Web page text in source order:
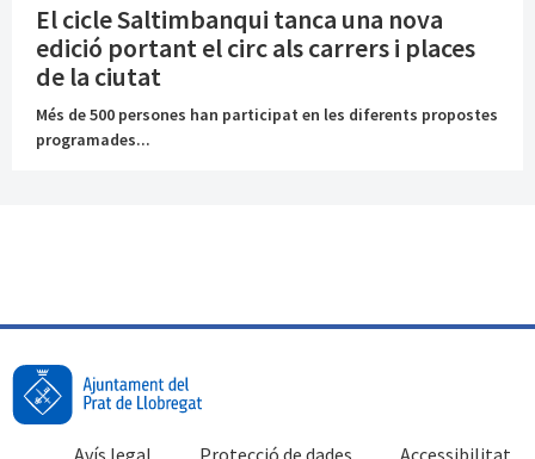
El cicle Saltimbanqui tanca una nova
edició portant el circ als carrers i places
de la ciutat
Més de 500 persones han participat en les diferents propostes
programades...
Accessibilitat
Protecció de dades
Avís legal